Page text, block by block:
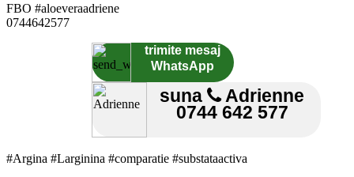
FBO #aloeveraadriene
0744642577
trimite mesaj
WhatsApp
suna
Adrienne
0744 642 577
#Argina #Larginina #comparatie #substataactiva